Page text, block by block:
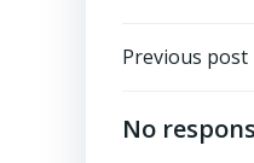
Post
Previous post
No